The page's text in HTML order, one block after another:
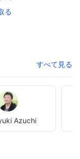
る
すべて見る
Azuchi